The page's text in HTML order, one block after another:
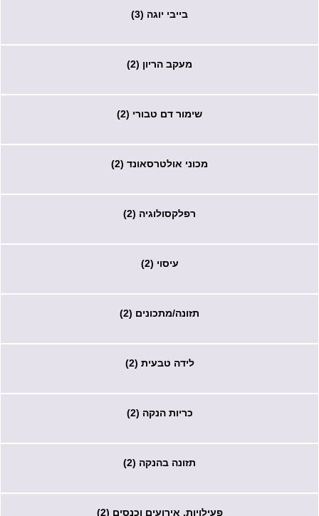
בייבי יוגה (3)
מעקב הריון (2)
שימור דם טבורי (2)
מכוני אולטרסאונד (2)
רפלקסולוגיה (2)
עיסוי (2)
תזונה/מתכונים (2)
לידה טבעית (2)
כריות הנקה (2)
תזונה בהנקה (2)
פעילויות, אירועים וכנסים (2)